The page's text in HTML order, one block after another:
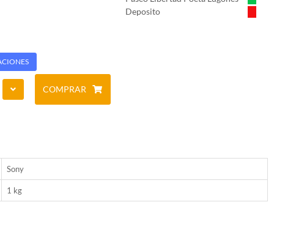
Deposito
COMPRAR
Sony
1 kg